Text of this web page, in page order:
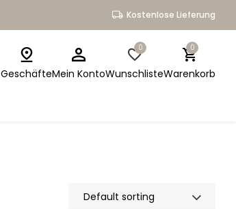
Kostenlose Lieferung
GeschäfteMein Konto
0
Wunschliste
0
Warenkorb